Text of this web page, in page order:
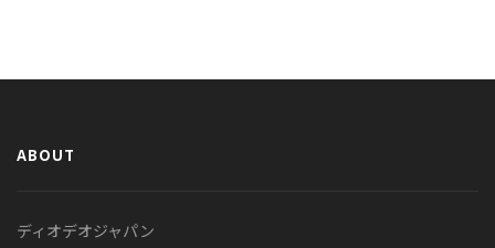
ABOUT
ディオデオジャパン